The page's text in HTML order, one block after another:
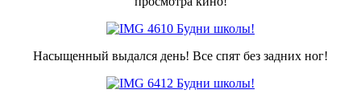
Насыщенный выдался день! Все спят без задних ног!